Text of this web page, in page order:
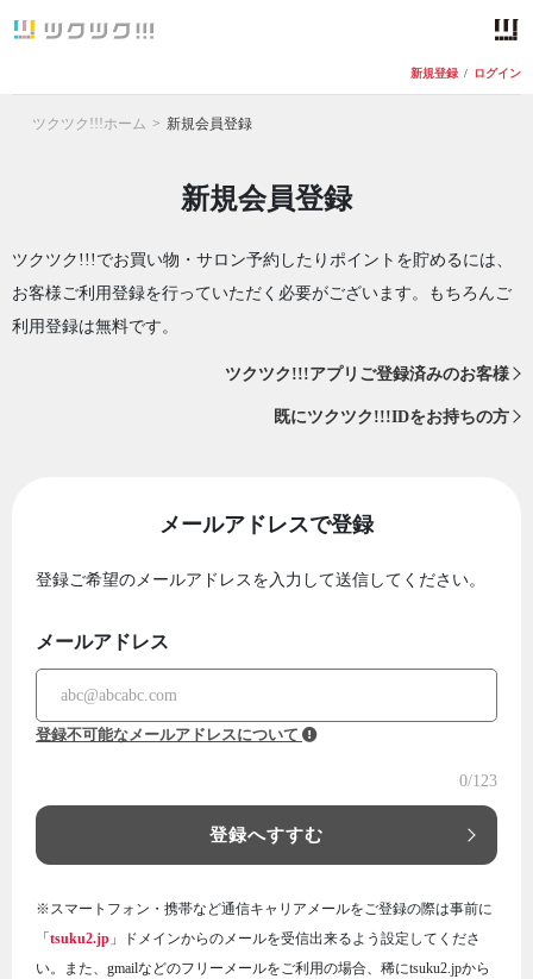
新規登録 / ログイン
ツクツク!!!ホーム 新規会員登録
新規会員登録
ツクツク!!!でお買い物・サロン予約したりポイントを貯めるには、
お客様ご利用登録を行っていただく必要がございます。もちろんご
利用登録は無料です。
ツクツク!!!アプリご登録済みのお客様
既にツクツク!!!IDをお持ちの方
メールアドレスで登録
登録ご希望のメールアドレスを入力して送信してください。
メールアドレス
登録不可能なメールアドレスについて
0/123
登録へすすむ
※スマートフォン・携帯など通信キャリアメールをご登録の際は事前に
「 tsuku2.jp 」ドメインからのメールを受信出来るよう設定してくださ
い。また、gmailなどのフリーメールをご利用の場合、稀にtsuku2.jpから